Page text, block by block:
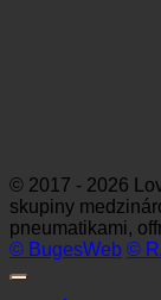
© 2017 - 2026
skupiny
pneumatikami,
© BugesWeb ©